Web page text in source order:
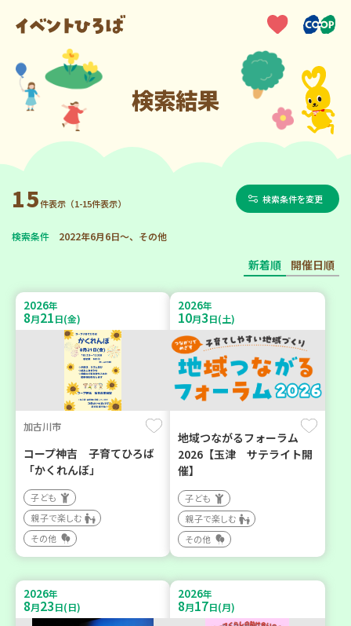
検索結果
15件表示（1-15件表示） 検索条件を変更
検索条件 2022年6月6日～、その他
新着順 開催日順
2026年
8月21日(金)
加古川市
コープ神吉 子育てひろば
「かくれんぼ」
子ども
親子で楽しむ
その他
2026年
10月3日(土)
地域つながるフォーラム
2026【玉津 サテライト開
催】
子ども
親子で楽しむ
その他
2026年
8月23日(日)
2026年
8月17日(月)